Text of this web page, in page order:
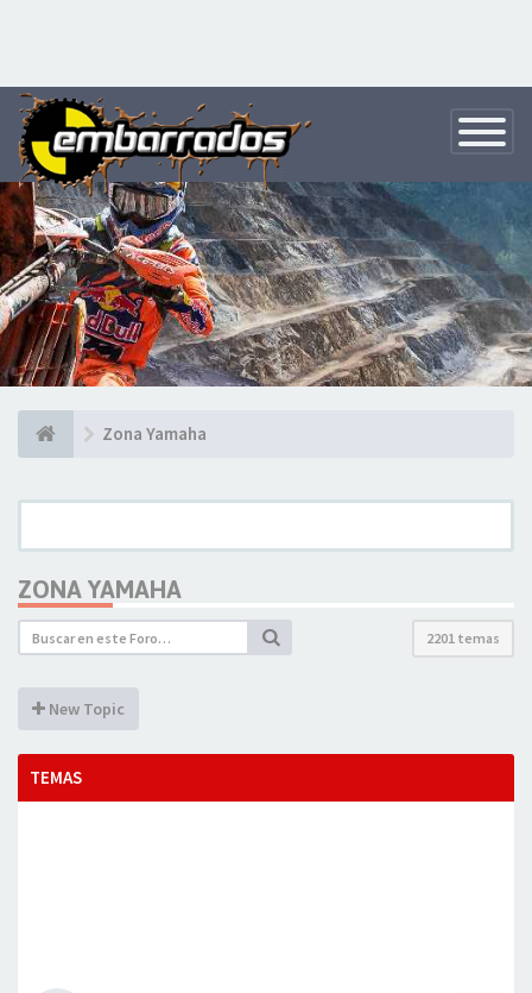
Toggle
Zona Yamaha
ZONA YAMAHA
2201 temas
New Topic
TEMAS